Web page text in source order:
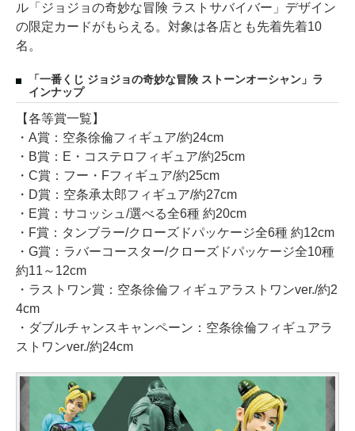
ル「ジョジョの奇妙な冒険 ラストサバイバー」デザイン
の限定カードがもらえる。対象は各店とも先着先着10
名。
「一番くじ ジョジョの奇妙な冒険 ストーンオーシャン」ラ
インナップ
【各等賞一覧】
・A賞：空条徐倫フィギュア/約24cm
・B賞：E・コステロフィギュア/約25cm
・C賞：フー・Fフィギュア/約25cm
・D賞：空条承太郎フィギュア/約27cm
・E賞：サコッシュ/選べる全6種 約20cm
・F賞：タンブラー/クローズドパッケージ全6種 約12cm
・G賞：ラバーコースター/クローズドパッケージ全10種
約11～12cm
・ラストワン賞：空条徐倫フィギュアラストワンver./約2
4cm
・ダブルチャンスキャンペーン：空条徐倫フィギュアラ
ストワンver./約24cm